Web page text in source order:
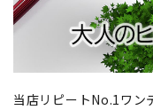
当店リピートNo.1ワン